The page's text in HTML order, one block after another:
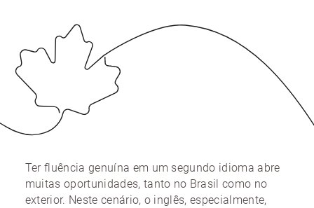
Ter fluência genuína em um segundo idioma abre
muitas oportunidades, tanto no Brasil como no
exterior. Neste cenário, o inglês, especialmente,